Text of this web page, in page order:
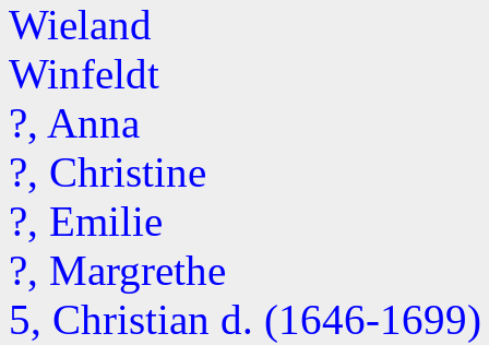
Wieland
Winfeldt
?, Anna
?, Christine
?, Emilie
?, Margrethe
5, Christian d. (1646-1699)